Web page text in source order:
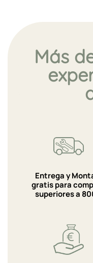
Más
Entrega y
gratis para
superiores a